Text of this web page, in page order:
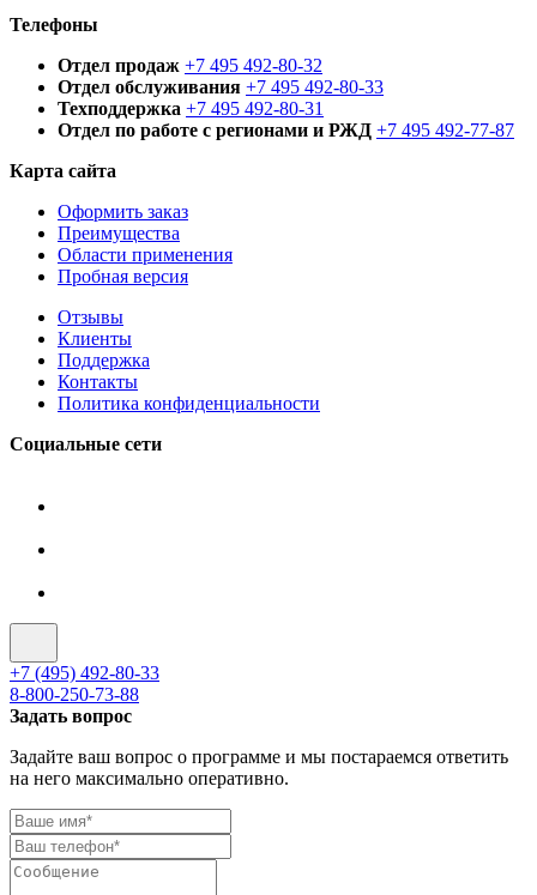
Телефоны
Отдел продаж +7 495 492-80-32
Отдел обслуживания +7 495 492-80-33
Техподдержка +7 495 492-80-31
Отдел по работе с регионами и РЖД +7 495 492-77-87
Карта сайта
Оформить заказ
Преимущества
Области применения
Пробная версия
Отзывы
Клиенты
Поддержка
Контакты
Политика конфиденциальности
Социальные сети
+7 (495) 492-80-33
8-800-250-73-88
Задать вопрос
Задайте ваш вопрос о программе и мы постараемся ответить
на него максимально оперативно.